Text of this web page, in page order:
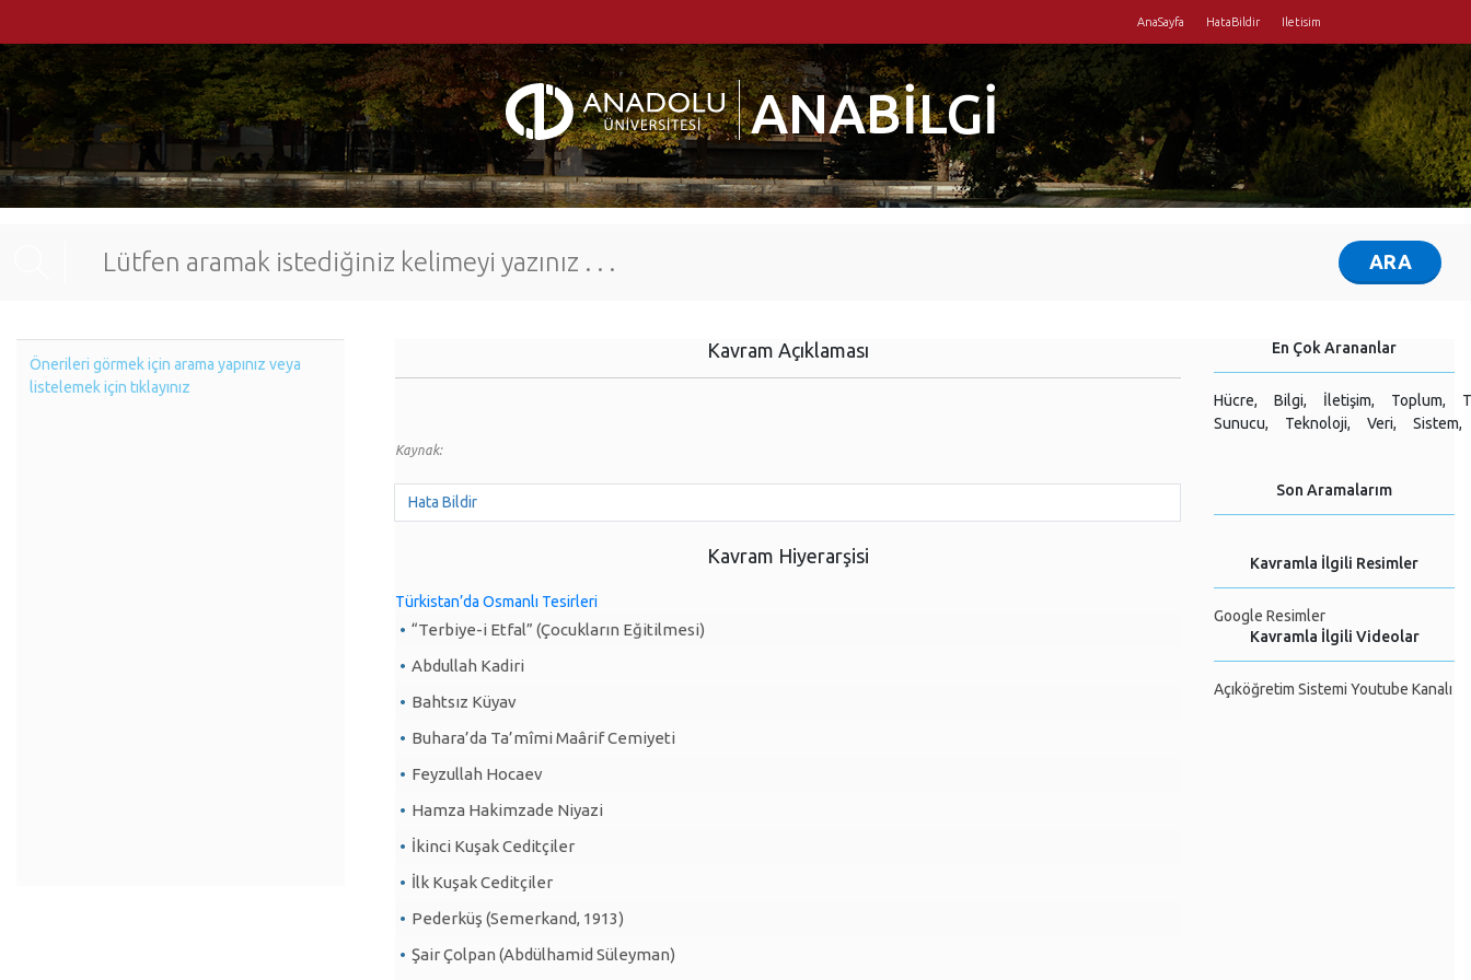
AnaSayfa HataBildir Iletisim
ANABİLGİ
Kavram Açıklaması
Kaynak:
Hata Bildir
Kavram Hiyerarşisi
Türkistan’da Osmanlı Tesirleri
“Terbiye-i Etfal” (Çocukların Eğitilmesi)
Abdullah Kadiri
Bahtsız Küyav
Buhara’da Ta’mîmi Maârif Cemiyeti
Feyzullah Hocaev
Hamza Hakimzade Niyazi
İkinci Kuşak Ceditçiler
İlk Kuşak Ceditçiler
Pederküş (Semerkand, 1913)
Şair Çolpan (Abdülhamid Süleyman)
En Çok Arananlar
Hücre, Bilgi, İletişim, Toplum,
Sunucu,
Teknoloji, Veri, Sistem,
Son Aramalarım
Kavramla İlgili Resimler
Google Resimler
Kavramla İlgili Videolar
Açıköğretim Sistemi Youtube Kanalı
Önerileri görmek için arama yapınız veya
listelemek için tıklayınız